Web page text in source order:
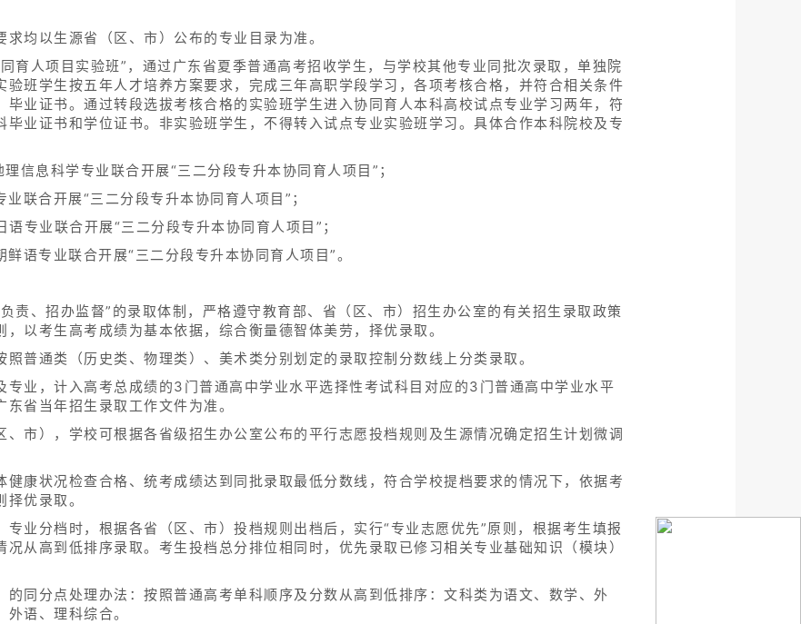
均以生源省（区、市）公布的专业目录为准。
育人项目实验班”，通过广东省夏季普通高考招收学生，与学校其他专业同批次录取，单独院
班学生按五年人才培养方案要求，完成三年高职学段学习，各项考核合格，并符合相关条件
业证书。通过转段选拔考核合格的实验班学生进入协同育人本科高校试点专业学习两年，符
业证书和学位证书。非实验班学生，不得转入试点专业实验班学习。具体合作本科院校及专
信息科学专业联合开展“三二分段专升本协同育人项目”；
联合开展“三二分段专升本协同育人项目”；
专业联合开展“三二分段专升本协同育人项目”；
语专业联合开展“三二分段专升本协同育人项目”。
责、招办监督”的录取体制，严格遵守教育部、省（区、市）招生办公室的有关招生录取政策
以考生高考成绩为基本依据，综合衡量德智体美劳，择优录取。
普通类（历史类、物理类）、美术类分别划定的录取控制分数线上分类录取。
专业，计入高考总成绩的3门普通高中学业水平选择性考试科目对应的3门普通高中学业水平
省当年招生录取工作文件为准。
市），学校可根据各省级招生办公室公布的平行志愿投档规则及生源情况确定招生计划微调
康状况检查合格、统考成绩达到同批录取最低分数线，符合学校提档要求的情况下，依据考
优录取。
业分档时，根据各省（区、市）投档规则出档后，实行“专业志愿优先”原则，根据考生填报
从高到低排序录取。考生投档总分排位相同时，优先录取已修习相关专业基础知识（模块）
同分点处理办法：按照普通高考单科顺序及分数从高到低排序：文科类为语文、数学、外
语、理科综合。